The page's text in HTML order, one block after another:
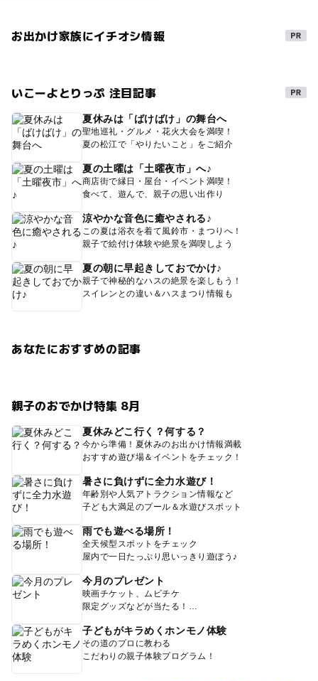
お出かけ家族にイチオシ情報
いこーよとりっぷ 注目記事
夏休みは「ばけばけ」の舞台へ
聖地巡礼・グルメ・花火大会を満喫！
夏の松江で「やりたいこと」をご紹介
夏の土曜は「土曜夜市」へ♪
商店街で縁日・屋台・イベント満喫！
食べて、遊んで、親子の思い出作り
涼やかな音色に癒やされる♪
この夏は浴衣を着て風鈴市・まつりへ！
親子で絵付け体験や絶景を満喫しよう
夏の朝に早起きしておでかけ♪
親子で神秘的なハスの絶景を楽しもう！
スイレンとの違い＆ハスまつり情報も
あなたにおすすめの記事
親子のおでかけ特集 8月
夏休みどこ行く？何する？
今から準備！夏休みのお出かけ情報満載
おすすめ遊び場＆イベントをチェック！
暑さに負けずに全力水遊び！
年齢別や人気アトラクション情報など
子ども大満足のプール＆水遊びスポット
雨でも遊べる場所！
全天候型スポットをチェック
屋内で一日たっぷり思いっきり遊ぼう♪
今月のプレゼント
映画チケット、ムビチケ
限定グッズなどが当たる！
子どもがキラめくホンモノ体験
その道のプロに教わる
こだわりの親子体験プログラム！